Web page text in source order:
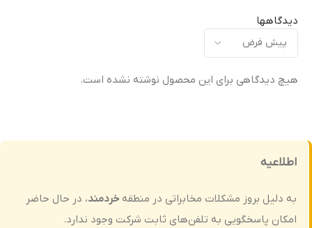
کیفیت ساخت
اورجینال (Original Equipment
ضمانت سلامت فیزیکی کالا ضمانت سلامت فیزیکی کالا
دیدگاهها
هیچ دیدگاهی برای این محصول نوشته نشده است.
اطلاعیه
به دلیل بروز مشکلات مخابراتی در منطقه خردمند، در حال حاضر
امکان پاسخگویی به تلفن‌های ثابت شرکت وجود ندارد.